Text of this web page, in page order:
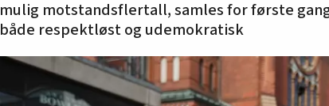
mulig motstandsflertall, samles for første
både respektløst og udemokratisk